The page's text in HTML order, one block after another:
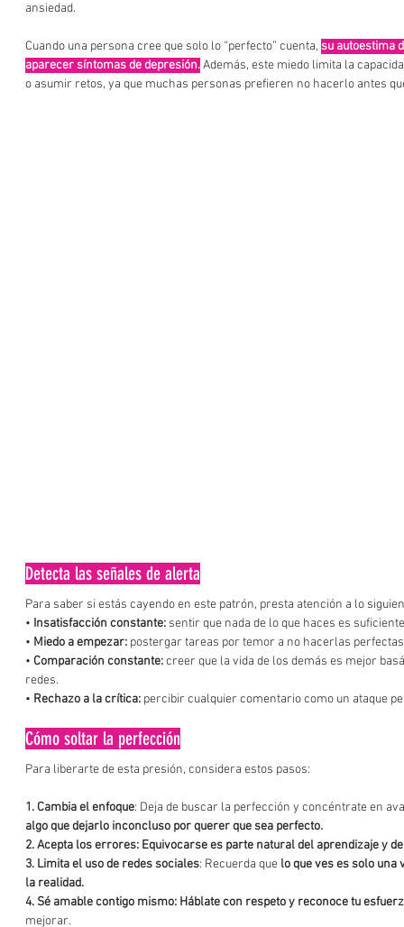
ansiedad.
Cuando una persona cree que solo lo “perfecto” cuenta, su autoestima
aparecer síntomas de depresión. Además, este miedo limita la
o asumir retos, ya que muchas personas prefieren no hacerlo antes
Detecta las señales de alerta
Para saber si estás cayendo en este patrón, presta atención a lo
• Insatisfacción constante: sentir que nada de lo que haces es
• Miedo a empezar: postergar tareas por temor a no hacerlas
• Comparación constante: creer que la vida de los demás es mejor
redes.
• Rechazo a la crítica: percibir cualquier comentario como un ataque
Cómo soltar la perfección
Para liberarte de esta presión, considera estos pasos:
1. Cambia el enfoque: Deja de buscar la perfección y concéntrate en
algo que dejarlo inconcluso por querer que sea perfecto.
2. Acepta los errores: Equivocarse es parte natural del aprendizaje y
3. Limita el uso de redes sociales: Recuerda que lo que ves es solo
la realidad.
4. Sé amable contigo mismo: Háblate con respeto y reconoce tu
mejorar.